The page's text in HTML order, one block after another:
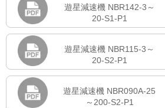
遊星減速機 NBR142-3～
20-S1-P1
遊星減速機 NBR115-3～
20-S2-P1
遊星減速機 NBR090A-25
～200-S2-P1